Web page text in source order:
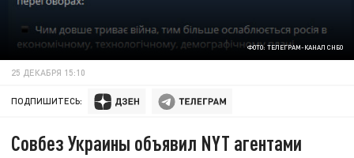
ФОТО: ТЕЛЕГРАМ-КАНАЛ СНБО
25 ДЕКАБРЯ 15:10
ПОДПИШИТЕСЬ:
Совбез Украины объявил NYT агентами